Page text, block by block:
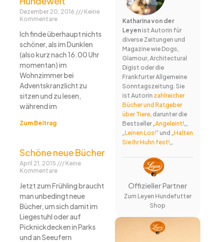
Dezember 20, 2016
Keine
Kommentare
Ich finde überhaupt nichts
schöner, als im Dunklen
(also kurz nach 16.00 Uhr
momentan) im
Wohnzimmer bei
Adventskranzlicht zu
sitzen und zu lesen,
während im
Zum Beitrag
Schöne neue Bücher
April 21, 2015
Keine
Kommentare
Jetzt zum Frühling braucht
man unbedingt neue
Bücher, um sich damit im
Liegestuhl oder auf
Picknickdecken in Parks
und an Seeufern
Katharina von der
Leyenist Autorin für
diverse Zeitungen und
Magazine wie Dogs,
Glamour, Architectural
Digist oder die
Frankfurter Allgemeine
Sonntagszeitung. Sie
ist Autorin zahlreicher
Bücher und Ratgeber
über Tiere, darunter die
Bestseller „Angeleint!„,
„Leinen Los!“ und „Halten
Sie Ihr Huhn fest!„.
Offizieller Partner
Zum Leyen Hundefutter
Shop